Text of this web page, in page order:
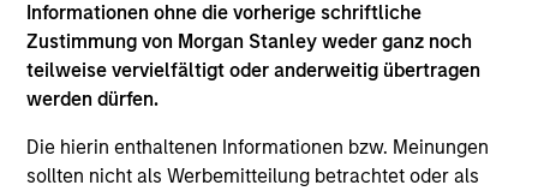
Informationen ohne die vorherige schriftliche
Zustimmung von Morgan Stanley weder ganz noch
teilweise vervielfältigt oder anderweitig übertragen
werden dürfen.
Die hierin enthaltenen Informationen bzw. Meinungen
sollten nicht als Werbemitteilung betrachtet oder als
Kompetenzen
Unsere Strategien